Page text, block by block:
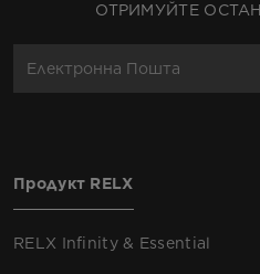
ОТРИМУЙТЕ
Продукт RELX
RELX Infinity & Essential